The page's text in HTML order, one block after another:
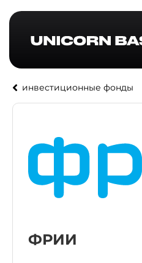
инвестиционные фонды
ФРИИ